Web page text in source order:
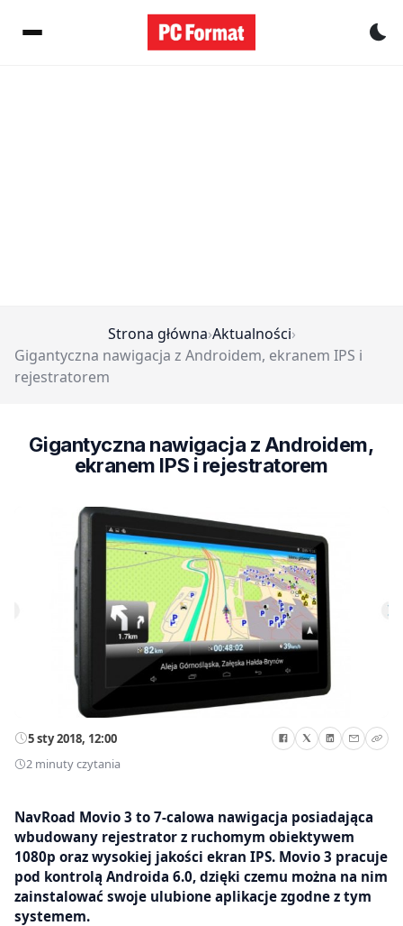
Strona główna›Aktualności›
Gigantyczna nawigacja z Androidem, ekranem IPS i
rejestratorem
Gigantyczna nawigacja z Androidem,
ekranem IPS i rejestratorem
5 sty 2018, 12:00
2 minuty czytania
NavRoad Movio 3 to 7-calowa nawigacja posiadająca
wbudowany rejestrator z ruchomym obiektywem
1080p oraz wysokiej jakości ekran IPS. Movio 3 pracuje
pod kontrolą Androida 6.0, dzięki czemu można na nim
zainstalować swoje ulubione aplikacje zgodne z tym
systemem.